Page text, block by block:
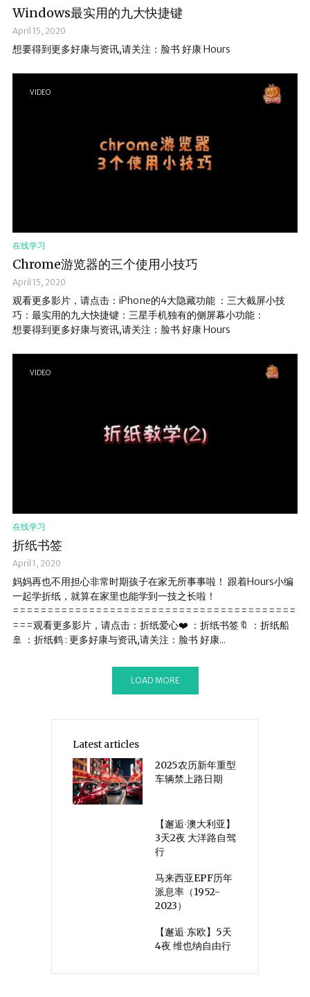
Windows最实用的九大快捷键
April 15, 2020
想要得到更多好康与资讯,请关注：脸书 好康 Hours
VIDEO
在线学习
Chrome游览器的三个使用小技巧
April 15, 2020
观看更多影片，请点击：iPhone的4大隐藏功能 ：三大截屏小技
巧：最实用的九大快捷键：三星手机独有的侧屏幕小功能：
想要得到更多好康与资讯,请关注：脸书 好康 Hours
VIDEO
在线学习
折纸书签
April 1, 2020
妈妈再也不用担心非常时期孩子在家无所事事啦！ 跟着Hours小编
一起学折纸，就算在家里也能学到一技之长啦！
=========================================
===观看更多影片，请点击：折纸爱心❤️ ：折纸书签🔖 ：折纸船
🚢 ：折纸鹤 : 更多好康与资讯,请关注：脸书 好康...
LOAD MORE
Latest articles
2025农历新年重型
车辆禁上路日期
【邂逅∙澳大利亚】
3天2夜 大洋路自驾
行
马来西亚EPF历年
派息率（1952-
2023）
【邂逅∙东欧】5天
4夜 维也纳自由行